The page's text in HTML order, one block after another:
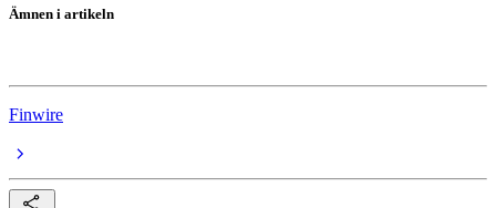
Ämnen i artikeln
Finwire